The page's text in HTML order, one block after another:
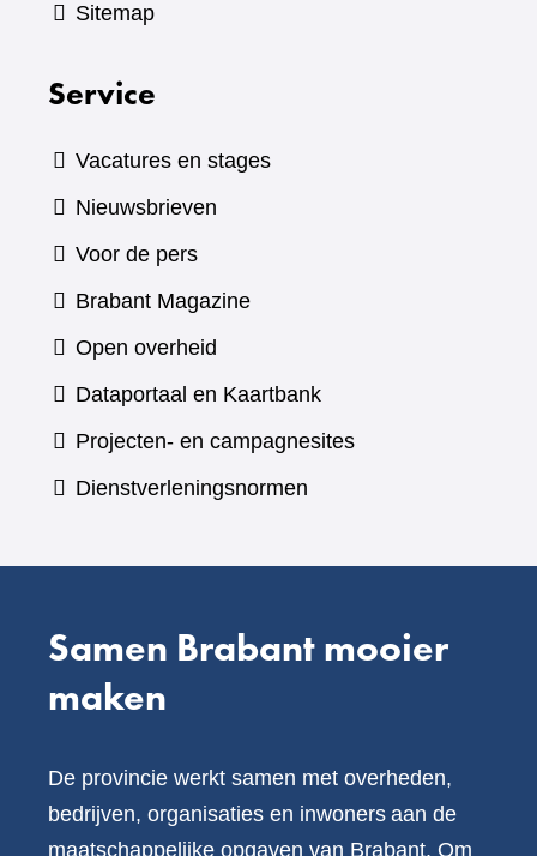
Sitemap
Service
Vacatures en stages
Nieuwsbrieven
Voor de pers
Brabant Magazine(verwijst
andere
website)
Open overheid
Dataportaal en Kaartbank(verwijst
naar
Projecten- en campagnesites
Dienstverleningsnormen
Samen Brabant mooier
maken
De provincie werkt samen met overheden,
bedrijven, organisaties en inwoners aan de
maatschappelijke opgaven van Brabant. Om